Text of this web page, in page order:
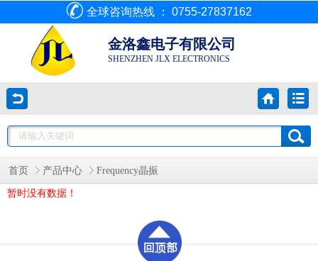
全球咨询热线 ： 0755-27837162
金洛鑫电子有限公司
SHENZHEN JLX ELECTRONICS
首页 产品中心 Frequency晶振
暂时没有数据！